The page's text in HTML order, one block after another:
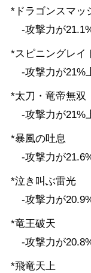
*ドラゴンスマッ
-攻撃力が
*スピニングレイ
-攻撃力が21%
*太刀・竜帝無双
-攻撃力が21%
*暴風の吐息
-攻撃力が
*泣き叫ぶ雷光
-攻撃力が
*竜王破天
-攻撃力が
*飛竜天上